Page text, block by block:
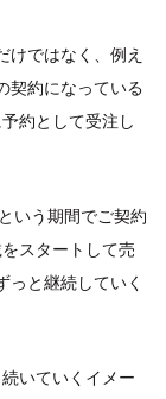
けではなく、例え
契約になっている
約として受注し
いう期間でご契約
スタートして売
っと継続していく
いていくイメー